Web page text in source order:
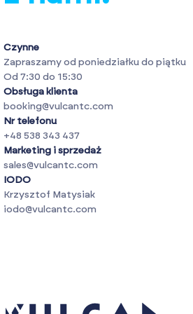
Czynne
Zapraszamy od poniedziałku do piątku
Od 7:30 do 15:30
Obsługa klienta
booking@vulcantc.com
Nr telefonu
+48 538 343 437
Marketing i sprzedaż
sales@vulcantc.com
IODO
Krzysztof Matysiak
iodo@vulcantc.com